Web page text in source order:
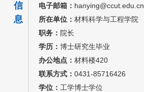
我的相册
教师博客
信
息
电子邮箱： hanying@ccut.edu.cn
所在单位： 材料科学与工程学院
职务： 院长
学历： 博士研究生毕业
办公地点： 材料楼420
联系方式： 0431-85716426
学位： 工学博士学位